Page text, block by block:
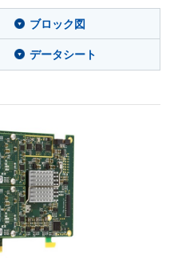
ブロック図
データシート